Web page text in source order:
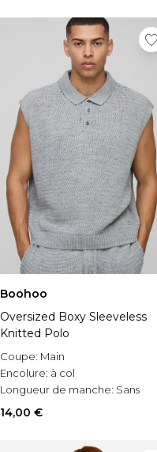
Boohoo
Oversized Boxy Sleeveless
Knitted Polo
Coupe: Main
Encolure: à col
Longueur de manche: Sans
manches
14,00 €